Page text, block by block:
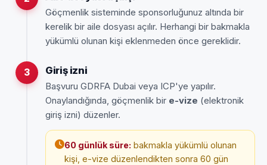
Göçmenlik sisteminde sponsorluğunuz altında bir
kerelik bir aile dosyası açılır. Herhangi bir bakmakla
yükümlü olunan kişi eklenmeden önce gereklidir.
3 Giriş izni
Başvuru GDRFA Dubai veya ICP'ye yapılır.
Onaylandığında, göçmenlik bir e-vize (elektronik
giriş izni) düzenler.
60 günlük süre: bakmakla yükümlü olunan
kişi, e-vize düzenlendikten sonra 60 gün